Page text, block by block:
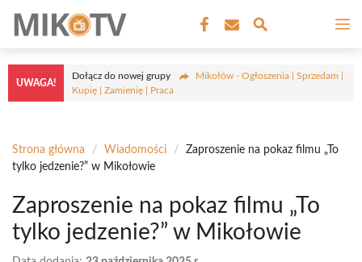
treści
UWAGA!
Dołącz do nowej grupy
Mikołów - Ogłoszenia | Sprzedam |
Kupię | Zamienię | Praca
Strona główna / Wiadomości /
Zaproszenie na pokaz filmu „To
tylko jedzenie?” w Mikołowie
Zaproszenie na pokaz filmu „To
tylko jedzenie?” w Mikołowie